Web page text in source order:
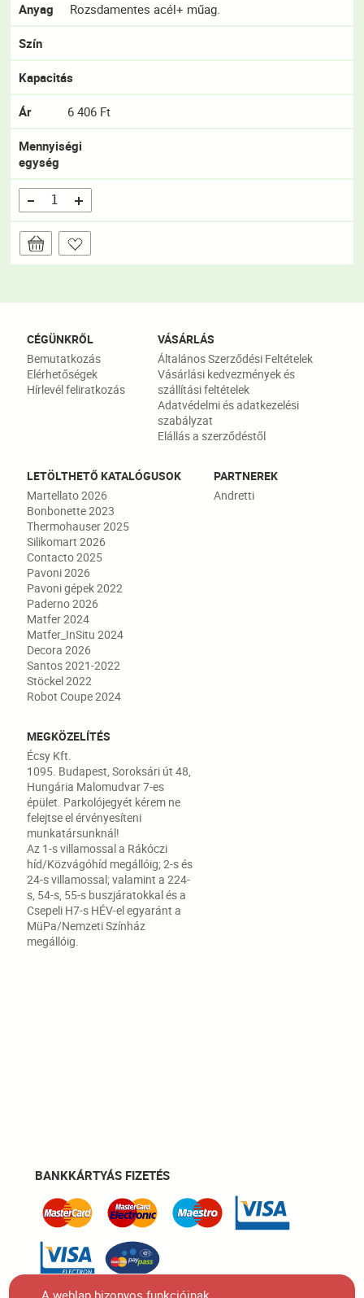
Anyag Rozsdamentes acél+ műag.
Szín
Kapacitás
Ár 6 406 Ft
Mennyiségi
egység
CÉGÜNKRŐL
Bemutatkozás
Elérhetőségek
Hírlevél feliratkozás
VÁSÁRLÁS
Általános Szerződési Feltételek
Vásárlási kedvezmények és
szállítási feltételek
Adatvédelmi és adatkezelési
szabályzat
Elállás a szerződéstől
LETÖLTHETŐ KATALÓGUSOK
Martellato 2026
Bonbonette 2023
Thermohauser 2025
Silikomart 2026
Contacto 2025
Pavoni 2026
Pavoni gépek 2022
Paderno 2026
Matfer 2024
Matfer_InSitu 2024
Decora 2026
Santos 2021-2022
Stöckel 2022
Robot Coupe 2024
PARTNEREK
Andretti
MEGKÖZELÍTÉS
Écsy Kft.
1095. Budapest, Soroksári út 48,
Hungária Malomudvar 7-es
épület. Parkolójegyét kérem ne
felejtse el érvényesíteni
munkatársunknál!
Az 1-s villamossal a Rákóczi
híd/Közvágóhíd megállóig; 2-s és
24-s villamossal; valamint a 224-
s, 54-s, 55-s buszjáratokkal és a
Csepeli H7-s HÉV-el egyaránt a
MüPa/Nemzeti Színház
megállóig.
BANKKÁRTYÁS FIZETÉS
A weblap bizonyos funkcióinak